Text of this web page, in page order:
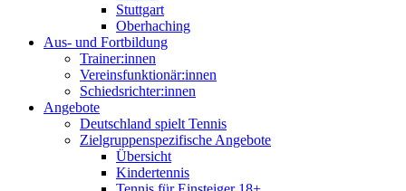
Stuttgart
Oberhaching
Aus- und Fortbildung
Trainer:innen
Vereinsfunktionär:innen
Schiedsrichter:innen
Angebote
Deutschland spielt Tennis
Zielgruppenspezifische Angebote
Übersicht
Kindertennis